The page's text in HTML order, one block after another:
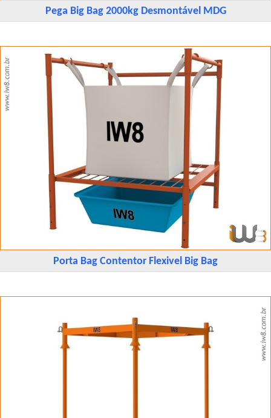
Pega Big Bag 2000kg Desmontável MDG
Porta Bag Contentor Flexivel Big Bag